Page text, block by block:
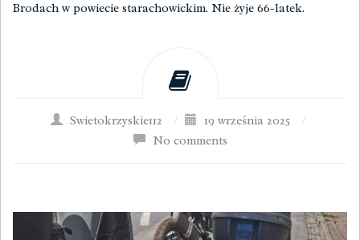
Brodach w powiecie starachowickim. Nie żyje 66-latek.
Swietokrzyskie112 / 19 września 2025
/
No comments